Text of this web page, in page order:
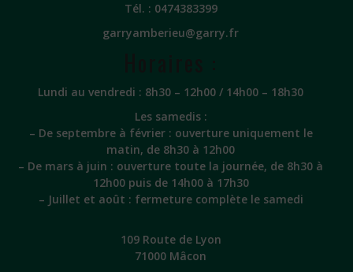
Tél. : 0474383399
garryamberieu@garry.fr
Lundi au vendredi : 8h30 – 12h00 / 14h00 – 18h30
Les samedis :
– De septembre à février : ouverture uniquement le
matin, de 8h30 à 12h00
– De mars à juin : ouverture toute la journée, de 8h30 à
12h00 puis de 14h00 à 17h30
– Juillet et août : fermeture complète le samedi
109 Route de Lyon
71000 Mâcon